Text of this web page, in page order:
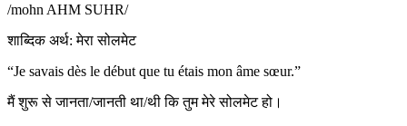
/mohn AHM SUHR/
शाब्दिक अर्थ: मेरा सोलमेट
“Je savais dès le début que tu étais mon âme sœur.”
मैं शुरू से जानता/जानती था/थी कि तुम मेरे सोलमेट हो।